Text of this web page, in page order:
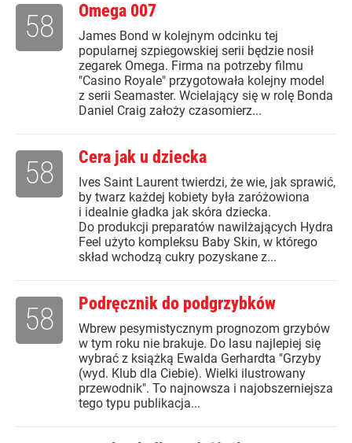
Omega 007
James Bond w kolejnym odcinku tej
popularnej szpiegowskiej serii będzie nosił
zegarek Omega. Firma na potrzeby filmu
"Casino Royale" przygotowała kolejny model
z serii Seamaster. Wcielający się w rolę Bonda
Daniel Craig założy czasomierz...
58
Cera jak u dziecka
Ives Saint Laurent twierdzi, że wie, jak sprawić,
by twarz każdej kobiety była zaróżowiona
i idealnie gładka jak skóra dziecka.
Do produkcji preparatów nawilżających Hydra
Feel użyto kompleksu Baby Skin, w którego
skład wchodzą cukry pozyskane z...
58
Podręcznik do podgrzybków
Wbrew pesymistycznym prognozom grzybów
w tym roku nie brakuje. Do lasu najlepiej się
wybrać z książką Ewalda Gerhardta "Grzyby
(wyd. Klub dla Ciebie). Wielki ilustrowany
przewodnik". To najnowsza i najobszerniejsza
tego typu publikacja...
58